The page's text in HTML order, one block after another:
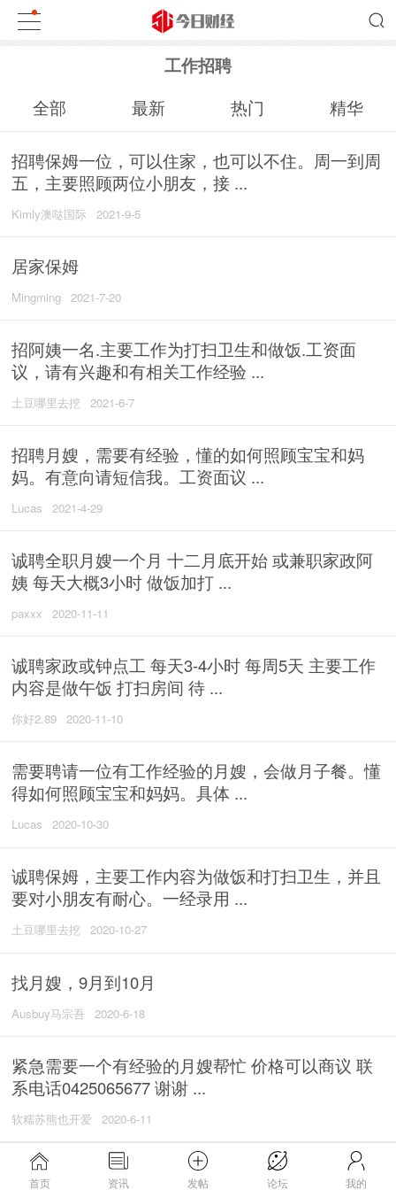
工作招聘
全部 最新 热门 精华
招聘保姆一位，可以住家，也可以不住。周一到周
五，主要照顾两位小朋友，接 ...
Kimly澳哒国际 2021-9-5
居家保姆
Mingming 2021-7-20
招阿姨一名.主要工作为打扫卫生和做饭.工资面
议，请有兴趣和有相关工作经验 ...
土豆哪里去挖 2021-6-7
招聘月嫂，需要有经验，懂的如何照顾宝宝和妈
妈。有意向请短信我。工资面议 ...
Lucas 2021-4-29
诚聘全职月嫂一个月 十二月底开始 或兼职家政阿
姨 每天大概3小时 做饭加打 ...
paxxx 2020-11-11
诚聘家政或钟点工 每天3-4小时 每周5天 主要工作
内容是做午饭 打扫房间 待 ...
你好2.89 2020-11-10
需要聘请一位有工作经验的月嫂，会做月子餐。懂
得如何照顾宝宝和妈妈。具体 ...
Lucas 2020-10-30
诚聘保姆，主要工作内容为做饭和打扫卫生，并且
要对小朋友有耐心。一经录用 ...
土豆哪里去挖 2020-10-27
找月嫂，9月到10月
Ausbuy马宗吾 2020-6-18
紧急需要一个有经验的月嫂帮忙 价格可以商议 联
系电话0425065677 谢谢 ...
软糯苏熊也开爱 2020-6-11
首页 资讯 发帖 论坛 我的